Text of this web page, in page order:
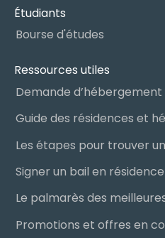
Étudiants
Bourse d'études
Ressources utiles
Demande d’hébergement
Guide des résidences et
Promotions et offres en